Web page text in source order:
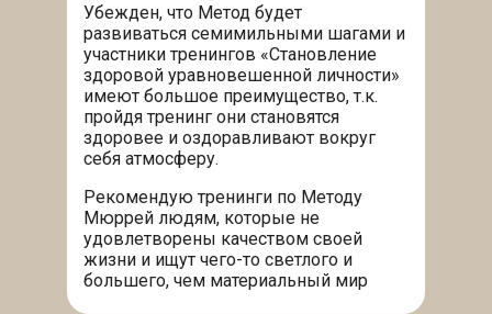
Убежден, что Метод будет
развиваться семимильными шагами и
участники тренингов «Становление
здоровой уравновешенной личности»
имеют большое преимущество, т.к.
пройдя тренинг они становятся
здоровее и оздоравливают вокруг
себя атмосферу.
Рекомендую тренинги по Методу
Мюррей людям, которые не
удовлетворены качеством своей
жизни и ищут чего-то светлого и
большего, чем материальный мир